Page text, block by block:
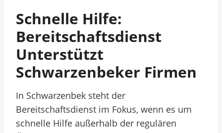
Schnelle Hilfe:
Bereitschaftsdienst
Unterstützt
Schwarzenbeker Firmen
In Schwarzenbek steht der
Bereitschaftsdienst im Fokus, wenn es um
schnelle Hilfe außerhalb der regulären